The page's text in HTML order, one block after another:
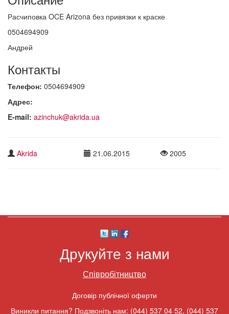
Расчиповка OCE Arizona без привязки к краске
0504694909
Андрей
Контакты
Телефон: 0504694909
Адрес:
E-mail: azinchuk@akrida.ua
Akrida 21.06.2015 2005
Друкуйте з нами
Співробітництво
Договір публічної оферти
Виникли питання? Подзвоніть нам: (044) 537 04 52, (044) 537